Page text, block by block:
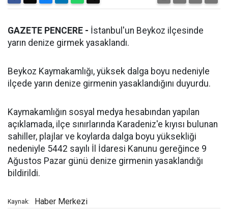
GAZETE PENCERE - İstanbul'un Beykoz ilçesinde
yarın denize girmek yasaklandı.
Beykoz Kaymakamlığı, yüksek dalga boyu nedeniyle
ilçede yarın denize girmenin yasaklandığını duyurdu.
Kaymakamlığın sosyal medya hesabından yapılan
açıklamada, ilçe sınırlarında Karadeniz'e kıyısı bulunan
sahiller, plajlar ve koylarda dalga boyu yüksekliği
nedeniyle 5442 sayılı İl İdaresi Kanunu gereğince 9
Ağustos Pazar günü denize girmenin yasaklandığı
bildirildi.
Kaynak: Haber Merkezi